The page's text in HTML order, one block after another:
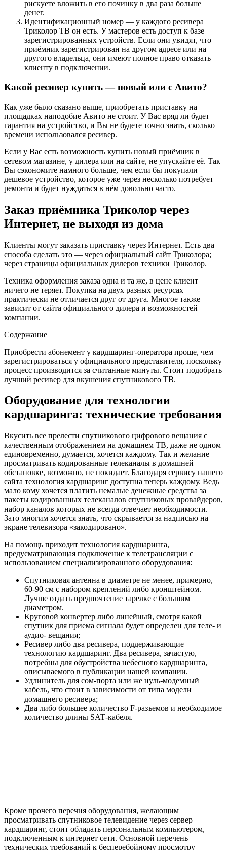
рискуете вложить в его починку в два раза больше
денег.
Идентификационный номер — у каждого ресивера
Триколор ТВ он есть. У мастеров есть доступ к базе
зарегистрированных устройств. Если они увидят, что
приёмник зарегистрирован на другом адресе или на
другого владельца, они имеют полное право отказать
клиенту в подключении.
Какой ресивер купить — новый или с Авито?
Как уже было сказано выше, приобретать приставку на
площадках наподобие Авито не стоит. У Вас вряд ли будет
гарантия на устройство, и Вы не будете точно знать, сколько
времени использовался ресивер.
Если у Вас есть возможность купить новый приёмник в
сетевом магазине, у дилера или на сайте, не упускайте её. Так
Вы сэкономите намного больше, чем если бы покупали
дешевое устройство, которое уже через несколько потребует
ремонта и будет нуждаться в нём довольно часто.
Заказ приёмника Триколор через
Интернет, не выходя из дома
Клиенты могут заказать приставку через Интернет. Есть два
способа сделать это — через официальный сайт Триколора;
через страницы официальных дилеров техники Триколор.
Техника оформления заказа одна и та же, в цене клиент
ничего не теряет. Покупка на двух разных ресурсах
практически не отличается друг от друга. Многое также
зависит от сайта официального дилера и возможностей
компании.
Содержание
Приобрести абонемент у кардшаринг-оператора проще, чем
зарегистрироваться у официального представителя, поскольку
процесс производится за считанные минуты. Стоит подобрать
лучший ресивер для вкушения спутникового ТВ.
Оборудование для технологии
кардшаринга: технические требования
Вкусить все прелести спутникового цифрового вещания с
качественным отображением на домашнем ТВ, даже не одном
единовременно, думается, хочется каждому. Так и желание
просматривать кодированные телеканалы в домашней
обстановке, возможно, не покидает. Благодаря сервису нашего
сайта технология кардшаринг доступна теперь каждому. Ведь
мало кому хочется платить немалые денежные средства за
пакеты кодированных телеканалов спутниковых провайдеров,
набор каналов которых не всегда отвечает необходимости.
Зато многим хочется знать, что скрывается за надписью на
экране телевизора «закодировано».
На помощь приходит технология кардшаринга,
предусматривающая подключение к телетрансляции с
использованием специализированного оборудования:
Спутниковая антенна в диаметре не менее, примерно,
60-90 см с набором креплений либо кронштейном.
Лучше отдать предпочтение тарелке с большим
диаметром.
Круговой конвертер либо линейный, смотря какой
спутник для приема сигнала будет определен для теле- и
аудио- вещания;
Ресивер либо два ресивера, поддерживающие
технологию кардшаринг. Два ресивера, зачастую,
потребны для обустройства небесного кардшаринга,
описываемого в публикации нашей компании.
Удлинитель для сом-порта или же нуль-модемный
кабель, что стоит в зависимости от типа модели
домашнего ресивера;
Два либо большее количество F-разъемов и необходимое
количество длины SАТ-кабеля.
Кроме прочего перечня оборудования, желающим
просматривать спутниковое телевидение через сервер
кардшаринг, стоит обладать персональным компьютером,
подключенным к интернет сети. Основной перечень
технических требований к бесперебойному просмотру